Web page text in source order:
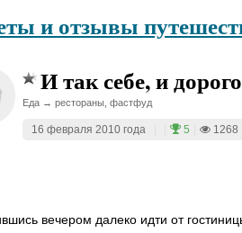
и отзывы
И так себе, и дорого
Еда → рестораны, фастфуд
16 февраля 2010 года 5 1268
вечером далеко идти от